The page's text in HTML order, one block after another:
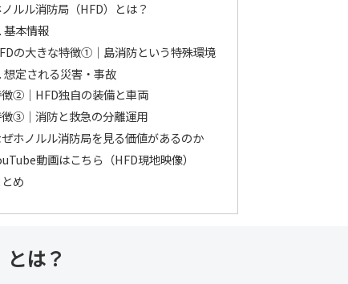
ルル消防局（HFD）とは？
基本情報
の大きな特徴①｜島消防という特殊環境
想定される災害・事故
②｜HFD独自の装備と車両
③｜消防と救急の分離運用
ホノルル消防局を見る価値があるのか
動画はこちら（HFD現地映像）
め
は？